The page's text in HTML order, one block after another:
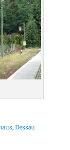
, Dessau